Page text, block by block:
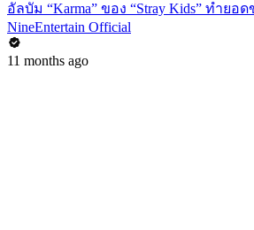
อัลบัม “Karma” ของ “Stray Kids” ทำย
NineEntertain Official
11 months ago